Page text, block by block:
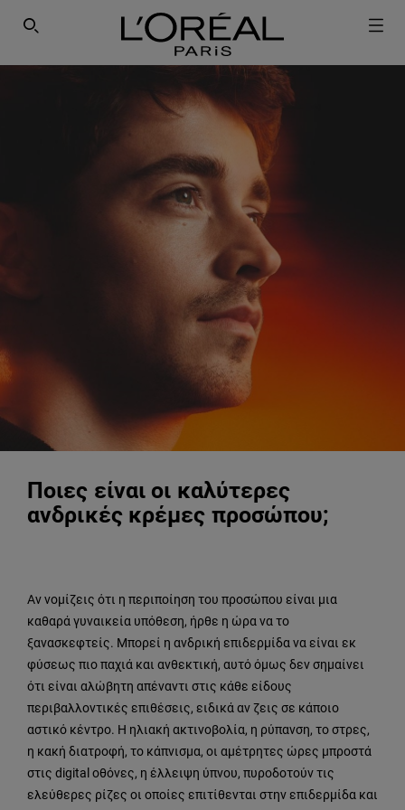
ΕΓΓΡΑΦΕΙΤΕ ΣΤΟ NEWSLETTER!
SEARCH THIS SITE
Ποιες είναι οι καλύτερες
ανδρικές κρέμες προσώπου;
Αν νομίζεις ότι η περιποίηση του προσώπου είναι μια
καθαρά γυναικεία υπόθεση, ήρθε η ώρα να το
ξανασκεφτείς. Μπορεί η ανδρική επιδερμίδα να είναι εκ
φύσεως πιο παχιά και ανθεκτική, αυτό όμως δεν σημαίνει
ότι είναι αλώβητη απέναντι στις κάθε είδους
περιβαλλοντικές επιθέσεις, ειδικά αν ζεις σε κάποιο
αστικό κέντρο. Η ηλιακή ακτινοβολία, η ρύπανση, το στρες,
η κακή διατροφή, το κάπνισμα, οι αμέτρητες ώρες μπροστά
στις digital οθόνες, η έλλειψη ύπνου, πυροδοτούν τις
ελεύθερες ρίζες οι οποίες επιτίθενται στην επιδερμίδα και